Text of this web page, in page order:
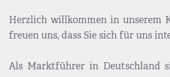
Herzlich willkommen in unserem
freuen uns, dass Sie sich für uns
Als Marktführer in Deutschland